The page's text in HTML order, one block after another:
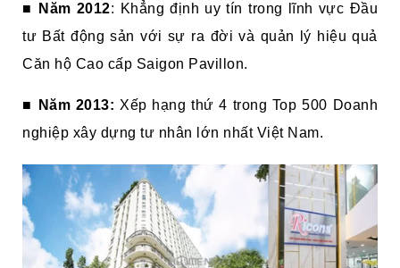
■ Năm 2012: Khẳng định uy tín trong lĩnh vực Đầu
tư Bất động sản với sự ra đời và quản lý hiệu quả
Căn hộ Cao cấp Saigon Pavillon.
■ Năm 2013: Xếp hạng thứ 4 trong Top 500 Doanh
nghiệp xây dựng tư nhân lớn nhất Việt Nam.